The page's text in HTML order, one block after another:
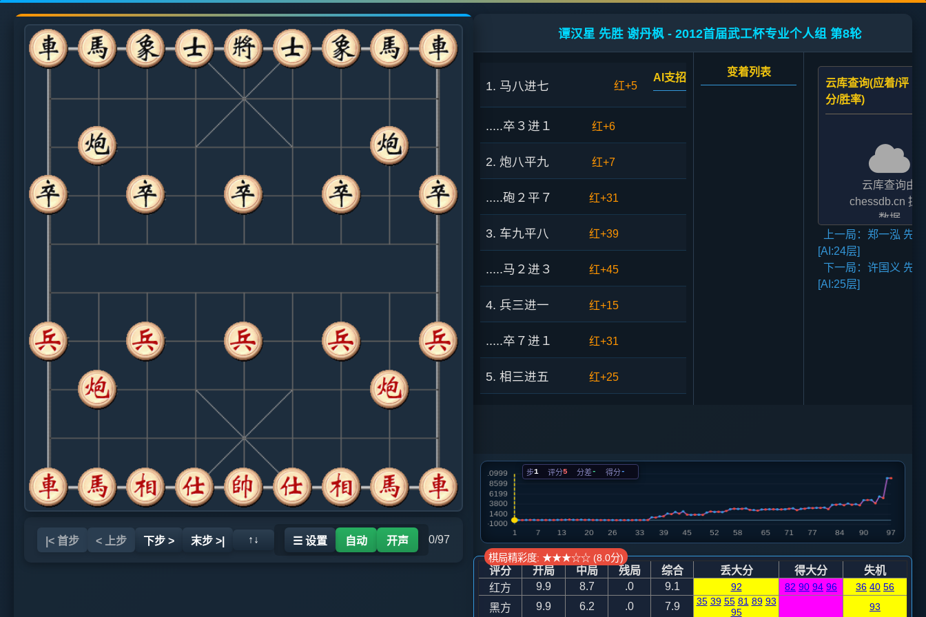
|< 首步 < 上步 下步 > 末步 >| ↑↓ ☰ 设置 自动 开声 0/97
谭汉星 先胜 谢丹枫 - 2012首届武工杯专业个人组 第8轮
1. 马八进七 红+5
AI支招
.....卒３进１ 红+6
2. 炮八平九 红+7
.....砲２平７ 红+31
3. 车九平八 红+39
.....马２进３ 红+45
4. 兵三进一 红+15
.....卒７进１ 红+31
5. 相三进五 红+25
.....砲７退１
7. 车八平三 红+56
.....砲８平７ 红+60
8. 车三平二 红+107
变着列表
云库查询(应着/评
分/胜率)
云库查询由
chessdb.cn 提
数据
AI支招,云库应
二者的评分表
法相差2至3倍,
上一局：郑一泓 先
[AI:24层]
下一局：许国义 先
[AI:25层]
步1 评分5 分差- 得分-
棋局精彩度: ★★★☆☆ (8.0分)
评分 开局 中局 残局 综合 丢大分 得大分
失机
红方
9.9 8.7 .0 9.1 92 82 90 94 96 36 40 56
黑方 9.9 6.2 .0 7.9 35 39 55 81 89 93
95
93